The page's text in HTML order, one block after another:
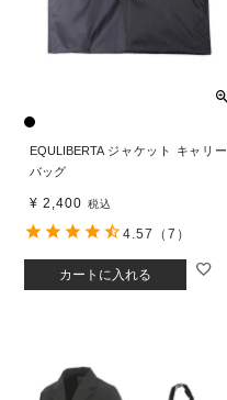
EQULIBERTA ジャケット キャリー
バッグ
¥ 2,400 税込
カートに入れる
4.57 （7）